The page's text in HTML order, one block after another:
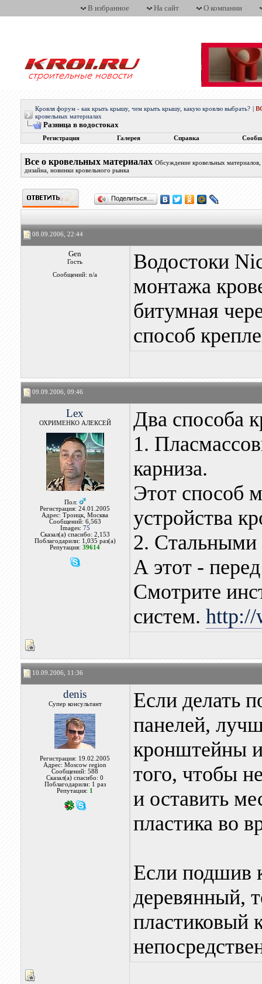
В избранное На сайт О компании
Кровля форум - как крыть крышу, чем крыть крышу, какую кровлю выбрать?
кровельных материалах
Разница в водостоках
Регистрация Галерея Справка
Все о кровельных материалах Обсуждение кровельных
дизайна, новинки кровельного рынка
Поделиться…
08.09.2006, 22:44
Gen
Гость
Сообщений: n/a
Водостоки
монтажа
битумная
способ
09.09.2006, 09:46
Lex
ОХРИМЕНКО АЛЕКСЕЙ
Пол:
Регистрация: 24.01.2005
Адрес: Троицк, Москва
Сообщений: 6,563
Images: 75
Сказал(а) спасибо: 2,153
Поблагодарили: 1,035 раз(а)
Репутация:39614
Два способа
1.
карниза.
Этот способ
устройства
2. Стальными
А этот -
Смотрите
систем. http://
10.09.2006, 11:36
denis
Супер консультант
Регистрация: 19.02.2005
Адрес: Moscow region
Сообщений: 588
Сказал(а) спасибо: 0
Поблагодарили: 1 раз
Репутация: 1
Если делать
панелей,
кронштейны
того, чтобы
и оставить
пластика во
Если подшив
деревянный,
пластиковый